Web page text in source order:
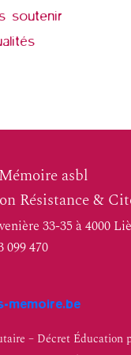
soutenir
asbl
Résistance &
33-35 à 4000
099 470
memoire.be
– Décret Éducation